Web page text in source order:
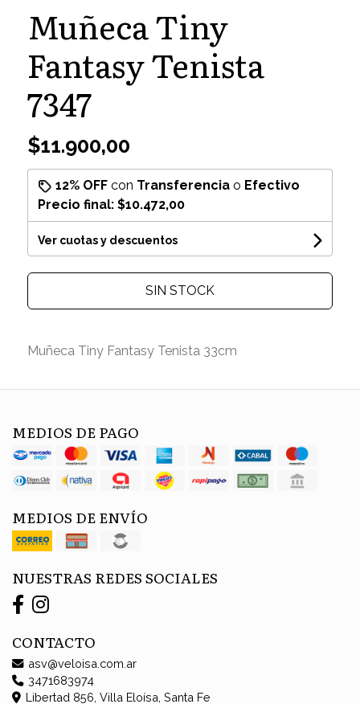
Muñeca Tiny
Fantasy Tenista
7347
$11.900,00
12% OFFcon Transferenciao Efectivo
Precio final: $10.472,00
Ver cuotas y descuentos
SIN STOCK
Muñeca Tiny Fantasy Tenista 33cm
MEDIOS DE PAGO
MEDIOS DE ENVÍO
NUESTRAS REDES SOCIALES
CONTACTO
asv@veloisa.com.ar
3471683974
Libertad 856, Villa Eloísa, Santa Fe